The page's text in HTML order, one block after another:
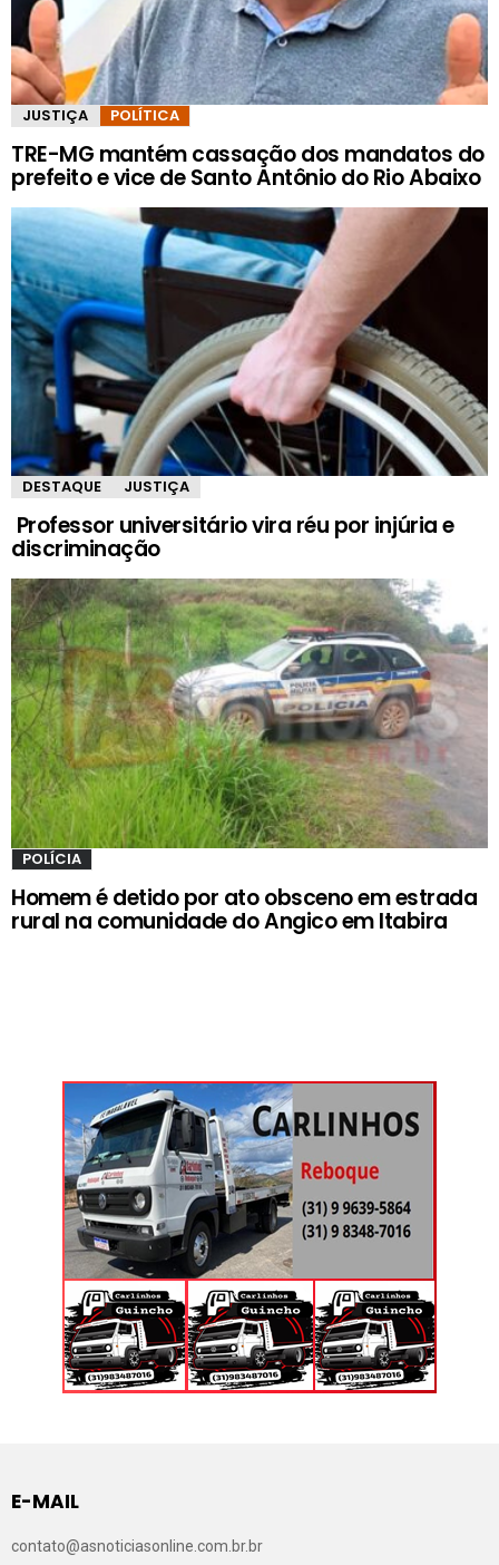
JUSTIÇA POLÍTICA
TRE-MG mantém cassação dos mandatos do
prefeito e vice de Santo Antônio do Rio Abaixo
DESTAQUE JUSTIÇA
Professor universitário vira réu por injúria e
discriminação
POLÍCIA
Homem é detido por ato obsceno em estrada
rural na comunidade do Angico em Itabira
E-MAIL
contato@asnoticiasonline.com.br.br